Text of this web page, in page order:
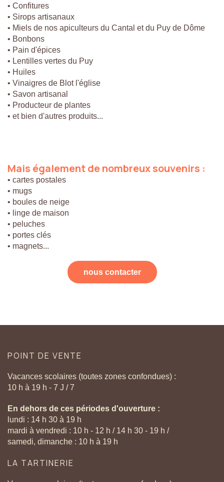
• Confitures
• Sirops artisanaux
• Miels de nos apiculteurs du Cantal et du Puy de Dôme
• Bonbons
• Pain d'épices
• Lentilles vertes du Puy
• Huiles
• Vinaigres de Blot l'église
• Savon artisanal
• Producteur de plantes
• et bien d'autres produits...
Mais égalementdenombreuxsouvenirs :
• cartes postales
• mugs
• boules de neige
• linge de maison
• peluches
• portes clés
• magnets...
nous contacter
POINT DE VENTE
Vacances scolaires (toutes zones confondues) :
10 h à 19 h - 7 J / 7
En dehors de ces périodes d'ouverture :
lundi : 14 h 30 à 19 h
mardi à vendredi : 10 h - 12 h / 14 h 30 - 19 h /
samedi, dimanche : 10 h à 19 h
LA TARTINERIE